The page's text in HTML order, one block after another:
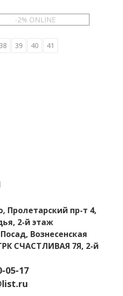
-2% ONLINE
38 39 40 41
Пролетарский пр-т 4,
2-й этаж
Вознесенская
СЧАСТЛИВАЯ 7Я, 2-й
05-17